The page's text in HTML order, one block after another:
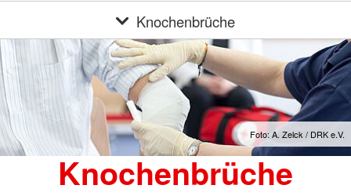
Knochenbrüche
Foto: A. Zelck / DRK e.V.
Knochenbrüche